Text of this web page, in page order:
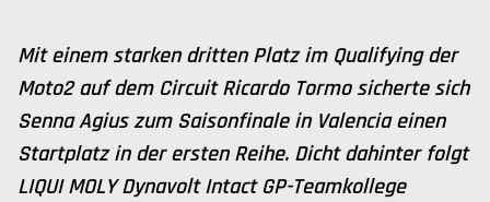
Mit einem starken dritten Platz im Qualifying der
Moto2 auf dem Circuit Ricardo Tormo sicherte sich
Senna Agius zum Saisonfinale in Valencia einen
Startplatz in der ersten Reihe. Dicht dahinter folgt
LIQUI MOLY Dynavolt Intact GP-Teamkollege